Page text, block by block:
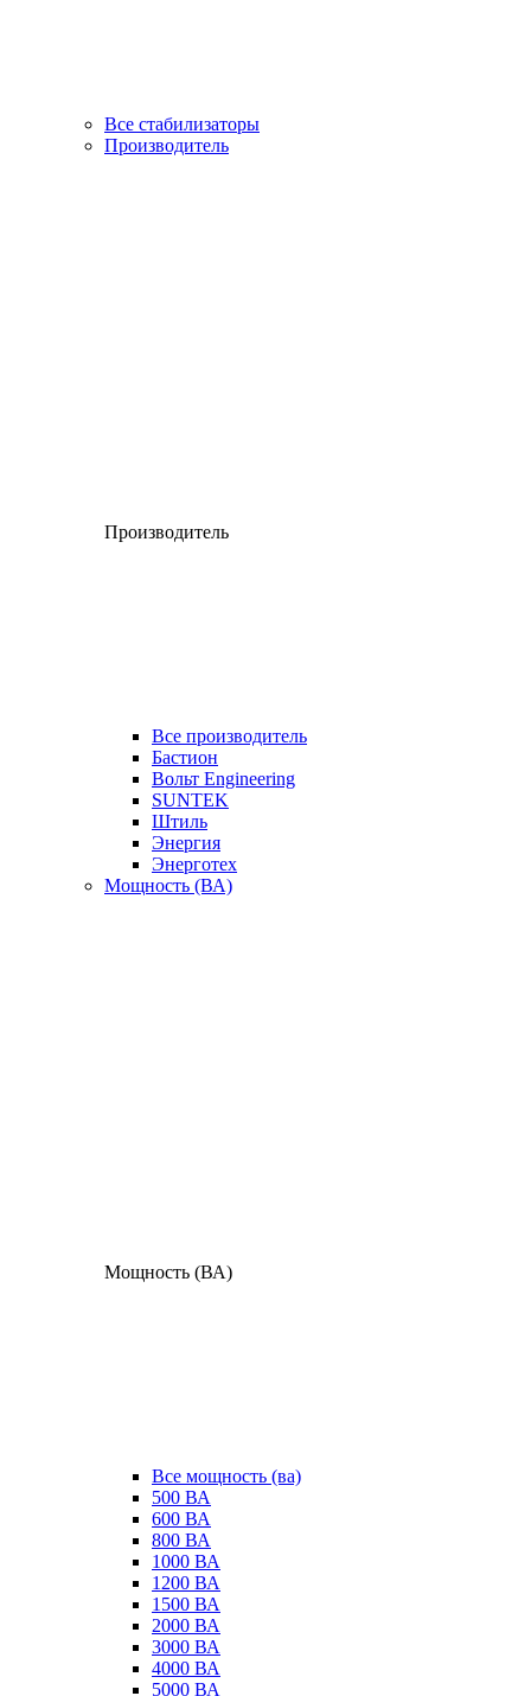
Все стабилизаторы
Производитель
Производитель
Все производитель
Бастион
Вольт Engineering
SUNTEK
Штиль
Энергия
Энерготех
Мощность (ВА)
Мощность (ВА)
Все мощность (ва)
500 ВА
600 ВА
800 ВА
1000 ВА
1200 ВА
1500 ВА
2000 ВА
3000 ВА
4000 ВА
5000 ВА